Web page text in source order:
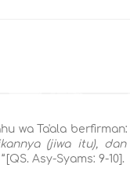
wa Ta'ala berfirman:
(jiwa itu),
[QS. Asy-Syams: 9-10].